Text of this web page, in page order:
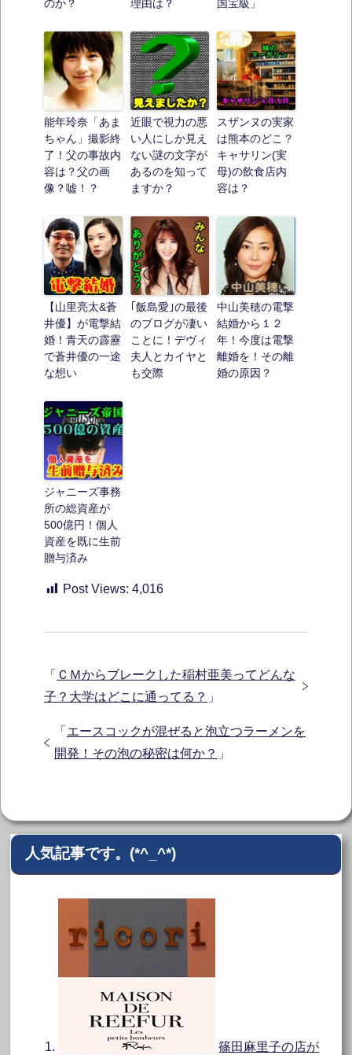
のか？ 理由は？ 国宝級」
能年玲奈「あま
ちゃん」撮影終
了！父の事故内
容は？父の画
像？嘘！？
近眼で視力の悪
い人にしか見え
ない謎の文字が
あるのを知って
ますか？
スザンヌの実家
は熊本のどこ？
キャサリン(実
母)の飲食店内
容は？
【山里亮太&蒼
井優】が電撃結
婚！青天の霹靂
で蒼井優の一途
な想い
｢飯島愛｣の最後
のブログが凄い
ことに！デヴィ
夫人とカイヤと
も交際
中山美穂の電撃
結婚から１２
年！今度は電撃
離婚を！その離
婚の原因？
ジャニーズ事務
所の総資産が
500億円！個人
資産を既に生前
贈与済み
Post Views: 4,016
「 ＣＭからブレークした稲村亜美ってどんな
子？大学はどこに通ってる？ 」
「 エースコックが混ぜると泡立つラーメンを
開発！その泡の秘密は何か？ 」
人気記事です。(*^_^*)
篠田麻里子の店が